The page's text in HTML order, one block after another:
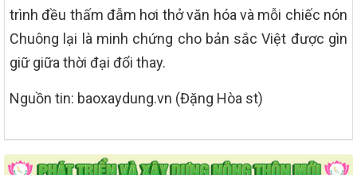
trình đều thấm đẫm hơi thở văn hóa và mỗi chiếc nón
Chuông lại là minh chứng cho bản sắc Việt được gìn
giữ giữa thời đại đổi thay.
Nguồn tin: baoxaydung.vn (Đặng Hòa st)